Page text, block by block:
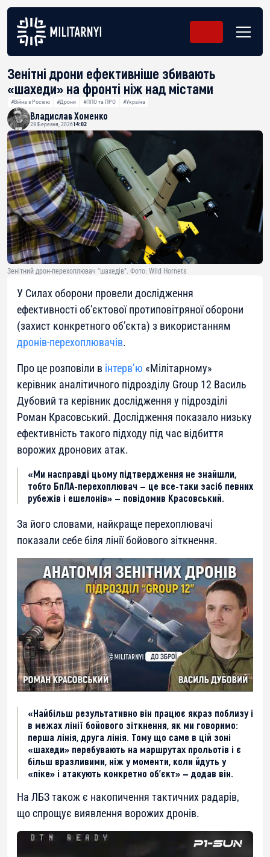
Зенітні дрони ефективніше збивають
«шахеди» на фронті ніж над містами
#Війна з Росією #Дрони #ППО та ПРО #Україна
Владислав Хоменко
28 Березня, 202614:02
Зенітний дрон-перехоплювач "шахедів". Фото: Wild Hornets
У Силах оборони провели дослідження
ефективності об’єктової протиповітряної оборони
(захист конкретного об’єкта) з використанням
дронів-перехоплювачів.
Про це розповіли в інтерв’ю «Мілітарному»
керівник аналітичного підрозділу Group 12 Василь
Дубовий та керівник дослідження у підрозділі
Роман Красовський. Дослідження показало низьку
ефективність такого підходу під час відбиття
ворожих дронових атак.
«Ми насправді цьому підтвердження не знайшли,
тобто БпЛА-перехоплювач — це все-таки засіб певних
рубежів і ешелонів» — повідомив Красовський.
За його словами, найкраще перехоплювачі
показали себе біля лінії бойового зіткнення.
«Найбільш результативно він працює якраз поблизу і
в межах лінії бойового зіткнення, як ми говоримо:
перша лінія, друга лінія. Тому що саме в цій зоні
«шахеди» перебувають на маршрутах прольотів і є
більш вразливими, ніж у моменти, коли йдуть у
«піке» і атакують конкретно об’єкт» — додав він.
На ЛБЗ також є накопичення тактичних радарів,
що спрощує виявлення ворожих дронів.